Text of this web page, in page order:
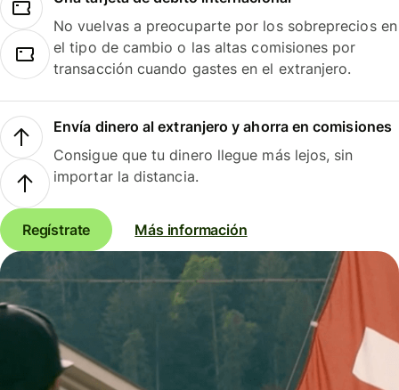
No vuelvas a preocuparte por los sobreprecios en
el tipo de cambio o las altas comisiones por
transacción cuando gastes en el extranjero.
Envía dinero al extranjero y ahorra en comisiones
Consigue que tu dinero llegue más lejos, sin
importar la distancia.
Regístrate Más información